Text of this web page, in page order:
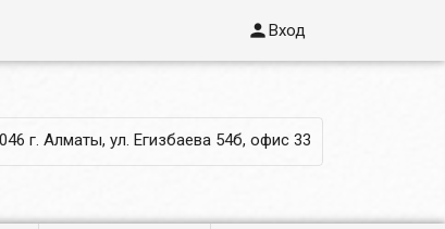
Вход
г. Алматы, ул. Егизбаева 54б, офис 33